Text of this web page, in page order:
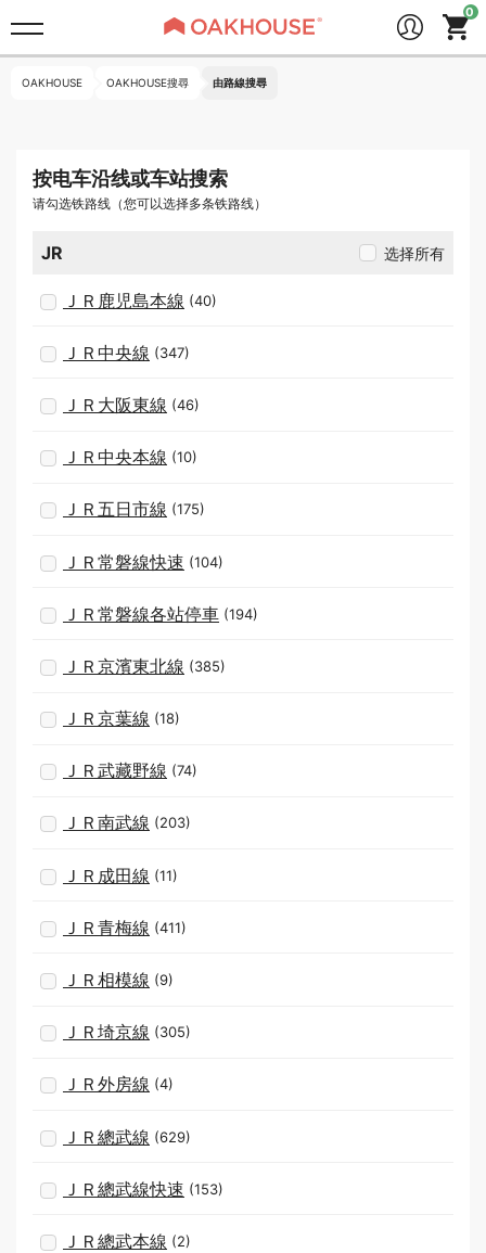
OAKHOUSE OAKHOUSE搜尋 由路線搜尋
按电车沿线或车站搜索
请勾选铁路线（您可以选择多条铁路线）
JR 选择所有
ＪＲ鹿児島本線 (40)
ＪＲ中央線 (347)
ＪＲ大阪東線 (46)
ＪＲ中央本線 (10)
ＪＲ五日市線 (175)
ＪＲ常磐線快速 (104)
ＪＲ常磐線各站停車 (194)
ＪＲ京濱東北線 (385)
ＪＲ京葉線 (18)
ＪＲ武藏野線 (74)
ＪＲ南武線 (203)
ＪＲ成田線 (11)
ＪＲ青梅線 (411)
ＪＲ相模線 (9)
ＪＲ埼京線 (305)
ＪＲ外房線 (4)
ＪＲ總武線 (629)
ＪＲ總武線快速 (153)
ＪＲ總武本線 (2)